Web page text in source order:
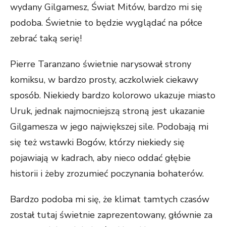
wydany Gilgamesz, Świat Mitów, bardzo mi się
podoba. Świetnie to będzie wyglądać na półce
zebrać taką serię!
Pierre Taranzano świetnie narysował strony
komiksu, w bardzo prosty, aczkolwiek ciekawy
sposób. Niekiedy bardzo kolorowo ukazuje miasto
Uruk, jednak najmocniejszą stroną jest ukazanie
Gilgamesza w jego największej sile. Podobają mi
się też wstawki Bogów, którzy niekiedy się
pojawiają w kadrach, aby nieco oddać głębie
historii i żeby zrozumieć poczynania bohaterów.
Bardzo podoba mi się, że klimat tamtych czasów
został tutaj świetnie zaprezentowany, głównie za